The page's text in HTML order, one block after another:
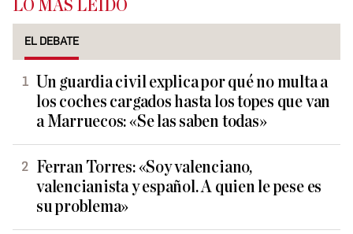
LO MÁS LEÍDO
EL DEBATE
Un guardia civil explica por qué no multa a
los coches cargados hasta los topes que van
a Marruecos: «Se las saben todas»
Ferran Torres: «Soy valenciano,
valencianista y español. A quien le pese es
su problema»